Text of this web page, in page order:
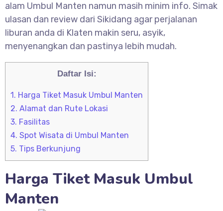
alam Umbul Manten namun masih minim info. Simak
ulasan dan review dari Sikidang agar perjalanan
liburan anda di Klaten makin seru, asyik,
menyenangkan dan pastinya lebih mudah.
Daftar Isi:
1. Harga Tiket Masuk Umbul Manten
2. Alamat dan Rute Lokasi
3. Fasilitas
4. Spot Wisata di Umbul Manten
5. Tips Berkunjung
Harga Tiket Masuk Umbul
Manten